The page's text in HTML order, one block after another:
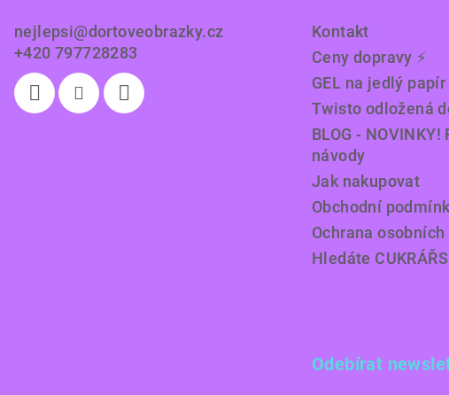
nejlepsi@dortoveobrazky.cz
+420 797728283
Kontakt
Ceny dopravy ⚡️
GEL na jedlý papír
Twisto odložená
BLOG - NOVINKY!
návody
Jak nakupovat
Obchodní
Ochrana osobních
Hledáte
Odebírat